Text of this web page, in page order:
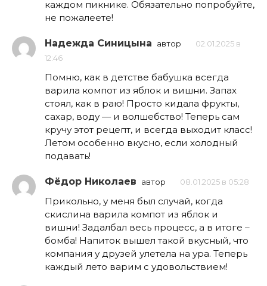
каждом пикнике. Обязательно попробуйте,
не пожалеете!
Надежда Синицына автор
02.01.2025 в
12:46
Помню, как в детстве бабушка всегда
варила компот из яблок и вишни. Запах
стоял, как в раю! Просто кидала фрукты,
сахар, воду — и волшебство! Теперь сам
кручу этот рецепт, и всегда выходит класс!
Летом особенно вкусно, если холодный
подавать!
Фёдор Николаев автор 08.01.2025 в 05:28
Прикольно, у меня был случай, когда
скислина варила компот из яблок и
вишни! Задалбал весь процесс, а в итоге –
бомба! Напиток вышел такой вкусный, что
компания у друзей улетела на ура. Теперь
каждый лето варим с удовольствием!